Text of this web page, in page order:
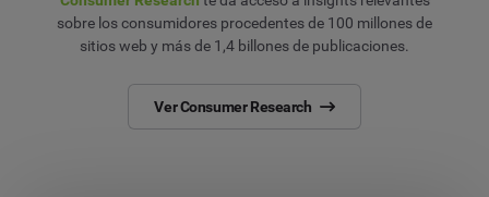
sobre los consumidores procedentes de 100 millones de
sitios web y más de 1,4 billones de publicaciones.
Ver Consumer Research